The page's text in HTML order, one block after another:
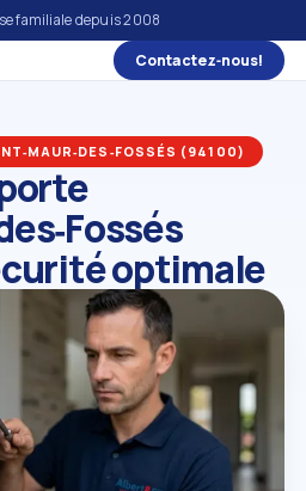
familiale depuis 2008
Contactez‑nous!
(94100)
optimale